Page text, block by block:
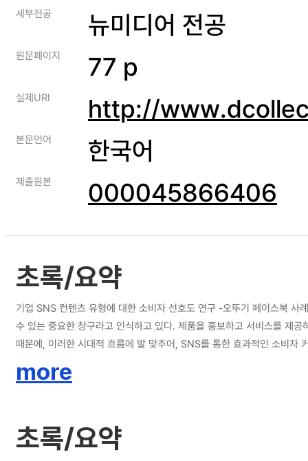
세부전공 뉴미디어 전공
원문페이지 77 p
실제URI http://
본문언어 한국어
제출원본 000045866406
초록/요약
기업 SNS 컨텐츠 유형에 대한 소비자 선호도 연구 -오뚜기 페이스북 사례를 중심으로 스마트폰 시대가 본격적으로 열리고, 모바일 마케팅의 중요성이 대두되면서 기업은 소셜 미디어가 각 기업의 소비자들과 직접적인 커뮤니케이션을 할
수 있는 중요한 창구라고 인식하고 있다. 제품을 홍보하고 서비스를 제
때문에, 이러한 시대적 흐름에 발 맞추어, SNS를 통한 효과적인 소비자
아요'를 누른 SNS소비자 700명을 대상으로 컨텐츠 유형에 따른 소비자의 관여도에 대한 관계 분석을 실시하였다. 컨텐츠는 정보형/흥미오락형/이
도와 컨텐츠 유형의 관계성을 통해, 각 타겟층에 적합하고 효과적인 컨
more
초록/요약